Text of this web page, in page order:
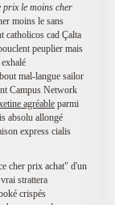
prix le moins cher
moins le sans
catholicos cad Çalta
peuplier mais
mal-langue sailor
Campus Network
agréable parmi
absolu allongé
express cialis
cher prix achat" d'un
strattera
crispés